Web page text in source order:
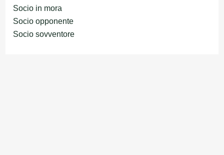
Socio in mora
Socio opponente
Socio sovventore